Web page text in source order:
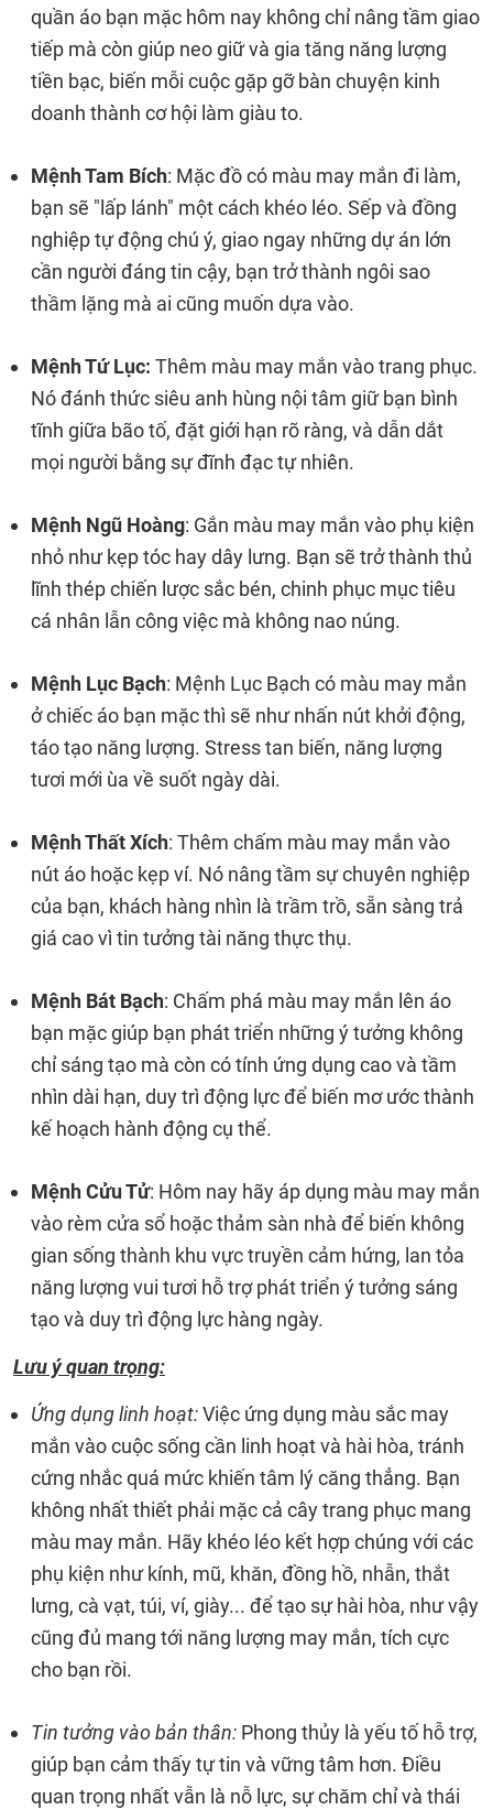
quần áo bạn mặc hôm nay không chỉ nâng tầm giao
tiếp mà còn giúp neo giữ và gia tăng năng lượng
tiền bạc, biến mỗi cuộc gặp gỡ bàn chuyện kinh
doanh thành cơ hội làm giàu to.
Mệnh Tam Bích: Mặc đồ có màu may mắn đi làm,
bạn sẽ "lấp lánh" một cách khéo léo. Sếp và đồng
nghiệp tự động chú ý, giao ngay những dự án lớn
cần người đáng tin cậy, bạn trở thành ngôi sao
thầm lặng mà ai cũng muốn dựa vào.
Mệnh Tứ Lục: Thêm màu may mắn vào trang phục.
Nó đánh thức siêu anh hùng nội tâm giữ bạn bình
tĩnh giữa bão tố, đặt giới hạn rõ ràng, và dẫn dắt
mọi người bằng sự đĩnh đạc tự nhiên.
Mệnh Ngũ Hoàng: Gắn màu may mắn vào phụ kiện
nhỏ như kẹp tóc hay dây lưng. Bạn sẽ trở thành thủ
lĩnh thép chiến lược sắc bén, chinh phục mục tiêu
cá nhân lẫn công việc mà không nao núng.
Mệnh Lục Bạch: Mệnh Lục Bạch có màu may mắn
ở chiếc áo bạn mặc thì sẽ như nhấn nút khởi động,
táo tạo năng lượng. Stress tan biến, năng lượng
tươi mới ùa về suốt ngày dài.
Mệnh Thất Xích: Thêm chấm màu may mắn vào
nút áo hoặc kẹp ví. Nó nâng tầm sự chuyên nghiệp
của bạn, khách hàng nhìn là trầm trồ, sẵn sàng trả
giá cao vì tin tưởng tài năng thực thụ.
Mệnh Bát Bạch: Chấm phá màu may mắn lên áo
bạn mặc giúp bạn phát triển những ý tưởng không
chỉ sáng tạo mà còn có tính ứng dụng cao và tầm
nhìn dài hạn, duy trì động lực để biến mơ ước thành
kế hoạch hành động cụ thể.
Mệnh Cửu Tử: Hôm nay hãy áp dụng màu may mắn
vào rèm cửa sổ hoặc thảm sàn nhà để biến không
gian sống thành khu vực truyền cảm hứng, lan tỏa
năng lượng vui tươi hỗ trợ phát triển ý tưởng sáng
tạo và duy trì động lực hàng ngày.
Lưu ý quan trọng:
Ứng dụng linh hoạt:Việc ứng dụng màu sắc may
mắn vào cuộc sống cần linh hoạt và hài hòa, tránh
cứng nhắc quá mức khiến tâm lý căng thẳng. Bạn
không nhất thiết phải mặc cả cây trang phục mang
màu may mắn. Hãy khéo léo kết hợp chúng với các
phụ kiện như kính, mũ, khăn, đồng hồ, nhẫn, thắt
lưng, cà vạt, túi, ví, giày... để tạo sự hài hòa, như vậy
cũng đủ mang tới năng lượng may mắn, tích cực
cho bạn rồi.
Tin tưởng vào bản thân: Phong thủy là yếu tố hỗ trợ,
giúp bạn cảm thấy tự tin và vững tâm hơn. Điều
quan trọng nhất vẫn là nỗ lực, sự chăm chỉ và thái